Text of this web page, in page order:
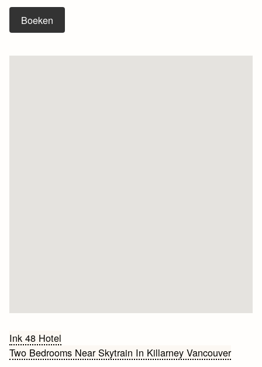
Boeken
Bericht
navigatie
Ink 48 Hotel
Two Bedrooms Near Skytrain In Killarney Vancouver